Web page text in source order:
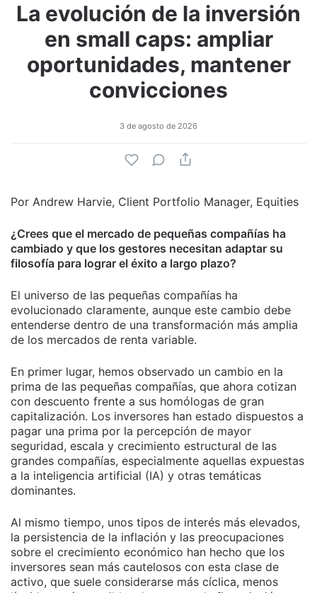
La evolución de la inversión
en small caps: ampliar
oportunidades, mantener
convicciones
3 de agosto de 2026
Por Andrew Harvie, Client Portfolio Manager, Equities
¿Crees que el mercado de pequeñas compañías ha
cambiado y que los gestores necesitan adaptar su
filosofía para lograr el éxito a largo plazo?
El universo de las pequeñas compañías ha
evolucionado claramente, aunque este cambio debe
entenderse dentro de una transformación más amplia
de los mercados de renta variable.
En primer lugar, hemos observado un cambio en la
prima de las pequeñas compañías, que ahora cotizan
con descuento frente a sus homólogas de gran
capitalización. Los inversores han estado dispuestos a
pagar una prima por la percepción de mayor
seguridad, escala y crecimiento estructural de las
grandes compañías, especialmente aquellas expuestas
a la inteligencia artificial (IA) y otras temáticas
dominantes.
Al mismo tiempo, unos tipos de interés más elevados,
la persistencia de la inflación y las preocupaciones
sobre el crecimiento económico han hecho que los
inversores sean más cautelosos con esta clase de
activo, que suele considerarse más cíclica, menos